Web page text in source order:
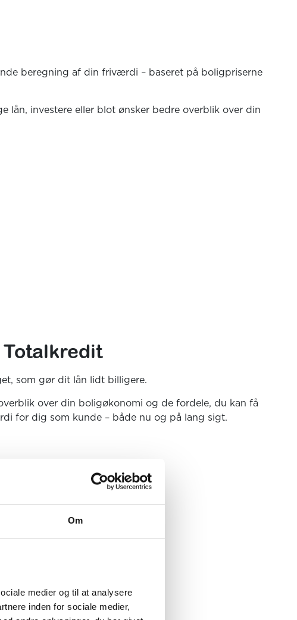
Om
medier og til at analysere
inden for sociale medier,
beregning af din friværdi – baseret på boligpriserne
investere eller blot ønsker bedre overblik over din
som gør dit lån lidt billigere.
over din boligøkonomi og de fordele, du kan få
for dig som kunde – både nu og på lang sigt.